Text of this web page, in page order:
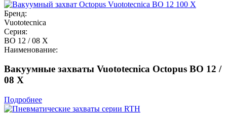
Бренд:
Vuototecnica
Серия:
BO 12 / 08 X
Наименование:
Вакуумные захваты Vuototecnica Octopus BO 12 /
08 X
Подробнее